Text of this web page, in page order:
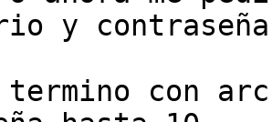
y
con